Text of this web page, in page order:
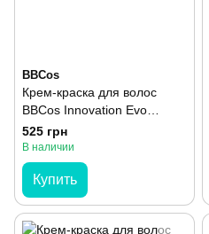
BBCos
Крем-краска для волос
BBCos Innovation Evo
№10.21 Blond Extra Light
Purple Ash 100 мл
525 грн
В наличии
Купить